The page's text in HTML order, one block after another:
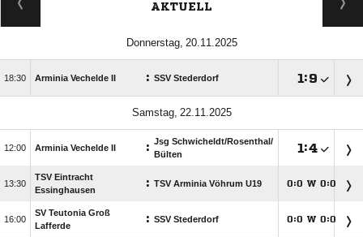
AKTUELL
 
 Arminia Vechelde II : SSV Stederdorf :
 
 Arminia Vechelde II : Jsg Schwicheldt/​Rosenthal/​
Bülten
:

TSV Eintracht
Essinghausen
: TSV Arminia Vöhrum U19 : W :

SV Teutonia Groß
Lafferde
: SSV Stederdorf : W :